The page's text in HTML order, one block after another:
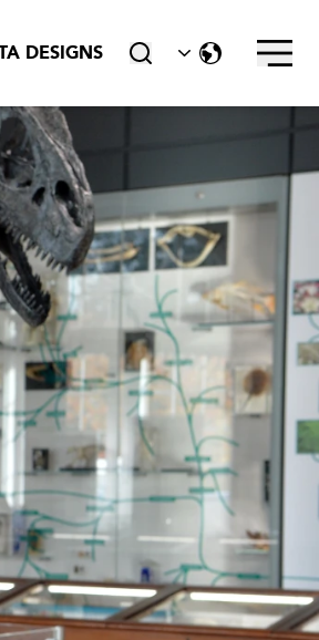
DESIGNS Stäng ner